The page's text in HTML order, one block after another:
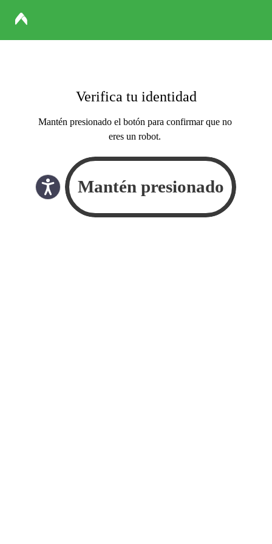
Verifica tu identidad
Mantén presionado el botón para confirmar que no
eres un robot.